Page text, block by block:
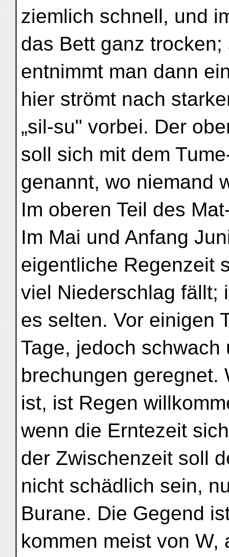
ziemlich schnell, und
das Bett ganz
entnimmt man dann
hier strömt nach
„sil-su" vorbei. Der
soll sich mit dem
genannt, wo niemand
Im oberen Teil des
Im Mai und Anfang
eigentliche Regenzeit
viel Niederschlag fällt;
es selten. Vor einigen
Tage, jedoch schwach
brechungen geregnet.
ist, ist Regen
wenn die Erntezeit
der Zwischenzeit soll
nicht schädlich sein,
Burane. Die Gegend
kommen meist von